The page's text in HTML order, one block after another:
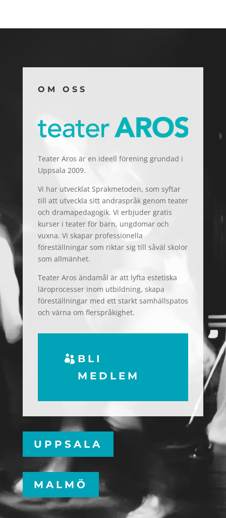
OM OSS
Teater Aros är en ideell förening grundad i
Uppsala 2009.
Vi har utvecklat Sprakmetoden, som syftar
till att utveckla sitt andraspråk genom teater
och dramapedagogik. Vi erbjuder gratis
kurser i teater för barn, ungdomar och
vuxna. Vi skapar professionella
föreställningar som riktar sig till såväl skolor
som allmänhet.
Teater Aros ändamål är att lyfta estetiska
läroprocesser inom utbildning, skapa
föreställningar med ett starkt samhällspatos
och värna om flerspråkighet.
BLI
MEDLEM
UPPSALA
MALMÖ